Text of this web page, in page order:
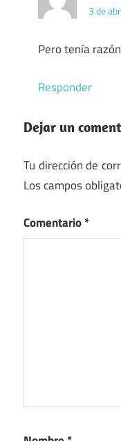
3 de
Pero tenía
Responder
Dejar un
Tu dirección de
Los campos
Comentario*